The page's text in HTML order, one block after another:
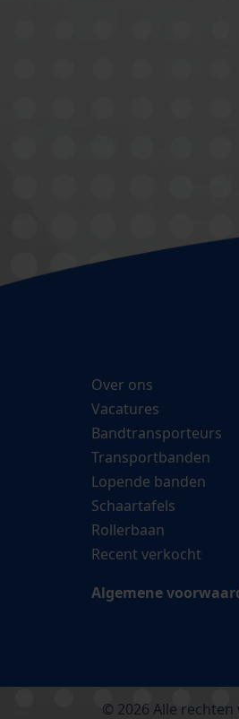
Over ons
Vacatures
Bandtransporteurs
Transportbanden
Lopende banden
Schaartafels
Rollerbaan
Recent verkocht
Algemene
© 2026 Alle rechten